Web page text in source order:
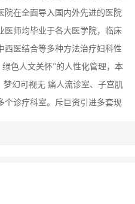
院在全面导入国内外先进的医院
医师均毕业于各大医学院，临床
西医结合等多种方法治疗妇科性
色人文关怀”的人性化管理，本
梦幻可视无 痛人流诊室、子宫肌
个诊疗科室。斥巨资引进多套现
美国全电脑自控射频消融刀、
换气600次，空气洁净度达99。